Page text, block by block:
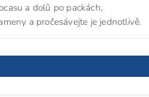
a dolů po packách,
a pročesávejte je jednotlivě.